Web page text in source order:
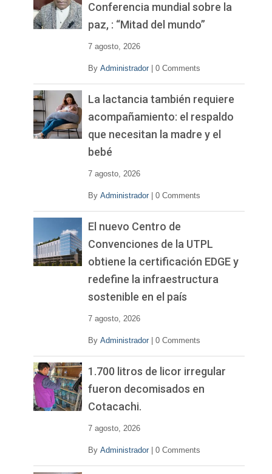
Conferencia mundial sobre la
paz, : “Mitad del mundo”
7 agosto, 2026
By Administrador 0 Comments
La lactancia también requiere
acompañamiento: el respaldo
que necesitan la madre y el
bebé
7 agosto, 2026
By Administrador 0 Comments
El nuevo Centro de
Convenciones de la UTPL
obtiene la certificación EDGE y
redefine la infraestructura
sostenible en el país
7 agosto, 2026
By Administrador 0 Comments
1.700 litros de licor irregular
fueron decomisados en
Cotacachi.
7 agosto, 2026
By Administrador 0 Comments